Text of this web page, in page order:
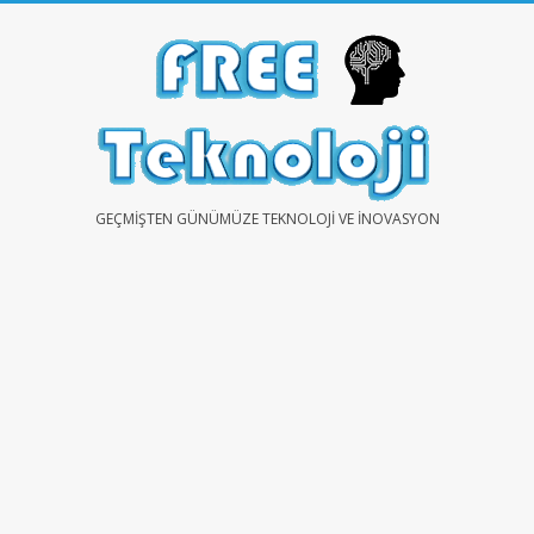
FREEGEÇMIŞTEN GÜNÜMÜZE TEKNOLOJI VE İNOVASYON